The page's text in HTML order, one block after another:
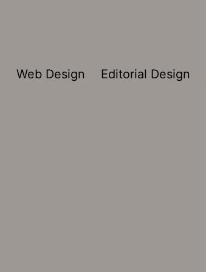
Web Design Editorial Design